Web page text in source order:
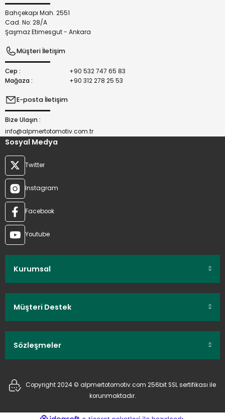
Bahçekapı Mah. 2551
Cad. No: 28/A
Şaşmaz Etimesgut - Ankara
Müşteri İletişim
Cep :
+90 532 747 65 83
Mağaza :
+90 312 278 25 53
E-posta İletişim
Bize Ulaşın :
info@alpmertotomotiv.com.tr
Sosyal Medya
Twitter
Instagram
Facebook
Youtube
Kurumsal
Müşteri Destek
Sözleşmeler
Copyright 2024 © alpmertotomotiv.com 256bit SSL sertifikası ile
korunmaktadır.